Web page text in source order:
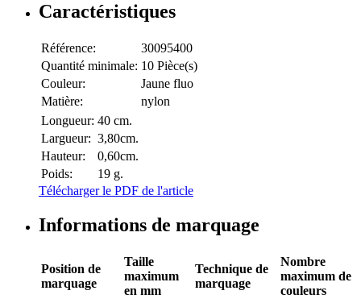
Caractéristiques
Référence:
30095400
Quantité minimale: 10 Pièce(s)
Couleur:
Jaune fluo
Matière:
nylon
Longueur: 40 cm.
Largueur: 3,80cm.
Hauteur:
0,60cm.
Poids:
19 g.
Télécharger le PDF de l'article
Informations de marquage
Position de
marquage
Taille
maximum
en mm
Technique de
marquage
Nombre
maximum de
couleurs